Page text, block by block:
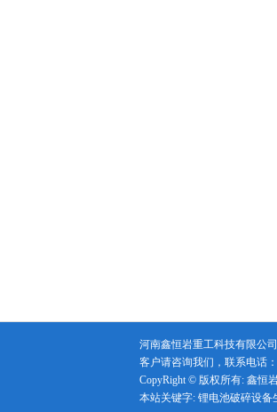
河南鑫恒岩重工科技有限公
客户请咨询我们，联系电话：
CopyRight © 版权所有: 鑫恒
本站关键字: 锂电池破碎设备